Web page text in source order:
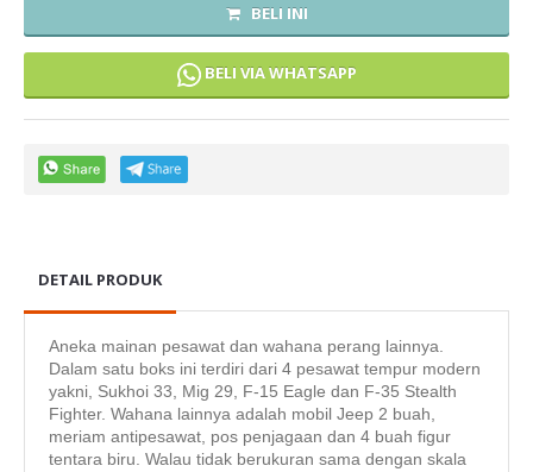
BELI INI
BELI VIA WHATSAPP
DETAIL PRODUK
Aneka mainan pesawat dan wahana perang lainnya.
Dalam satu boks ini terdiri dari 4 pesawat tempur modern
yakni, Sukhoi 33, Mig 29, F-15 Eagle dan F-35 Stealth
Fighter. Wahana lainnya adalah mobil Jeep 2 buah,
meriam antipesawat, pos penjagaan dan 4 buah figur
tentara biru. Walau tidak berukuran sama dengan skala